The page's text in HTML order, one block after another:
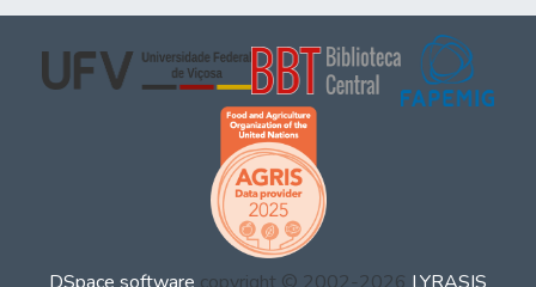
DSpace software copyright © 2002-2026 LYRASIS